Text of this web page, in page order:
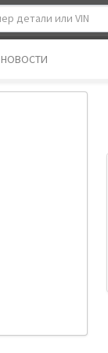
НОВОСТИ